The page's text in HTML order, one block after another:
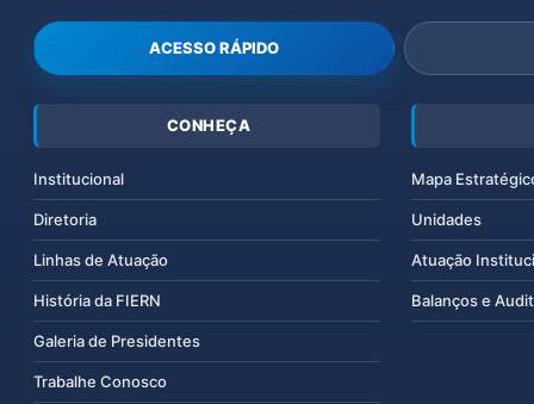
ACESSO RÁPIDO
CONHEÇA
Institucional
Diretoria
Linhas de Atuação
História da FIERN
Galeria de Presidentes
Trabalhe Conosco
Mapa
Unidades
Atuação
Balanços e